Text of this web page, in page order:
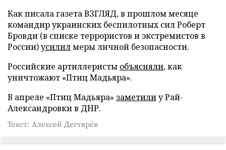
Как писала газета ВЗГЛЯД, в прошлом месяце
командир украинских беспилотных сил Роберт
Бровди (в списке террористов и экстремистов в
России)усилилмеры личной безопасности.
Российские артиллеристы объясняли, как
уничтожают «Птиц Мадьяра».
В апреле «Птиц Мадьяра» заметилиу Рай-
Александровки в ДНР.
Текст: Алексей Дегтярёв